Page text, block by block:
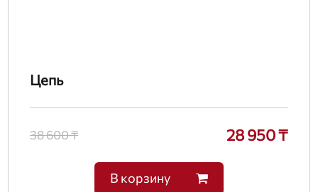
Цепь
38 600 ₸ 28 950 ₸
В корзину